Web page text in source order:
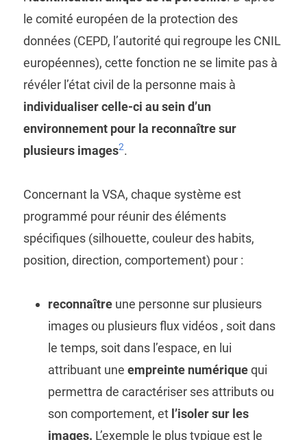
le comité européen de la protection des
données (CEPD, l’autorité qui regroupe les CNIL
européennes), cette fonction ne se limite pas à
révéler l’état civil de la personne mais à
individualiser celle-ci au sein d’un
environnement pour la reconnaître sur
plusieurs images2.
Concernant la VSA, chaque système est
programmé pour réunir des éléments
spécifiques (silhouette, couleur des habits,
position, direction, comportement) pour :
reconnaîtreune personne sur plusieurs
images ou plusieurs flux vidéos , soit dans
le temps, soit dans l’espace, en lui
attribuant une empreinte numériquequi
permettra de caractériser ses attributs ou
son comportement, et l’isoler sur les
images. L’exemple le plus typique est le